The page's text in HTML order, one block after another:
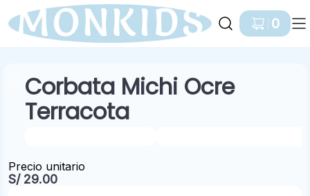
Ir a Inicio
0
Corbata Michi Ocre
Terracota
Precio unitario
S/ 29.00